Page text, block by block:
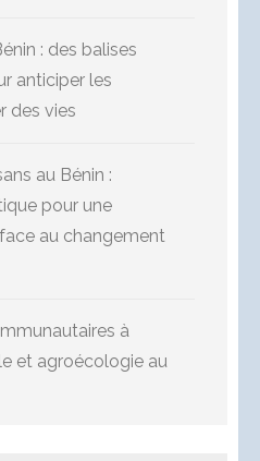
: des balises
anticiper les
des vies
au Bénin :
pour une
au changement
à
et agroécologie au